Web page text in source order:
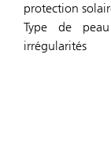
protection
Type de
irrégularités